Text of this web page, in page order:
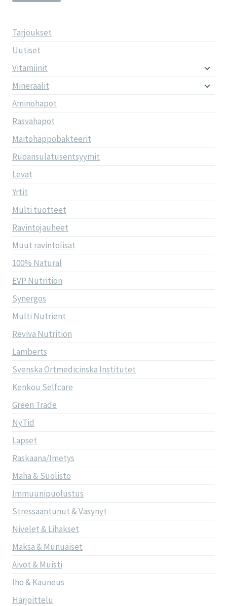
Tarjoukset
Uutiset
Vitamiinit
Mineraalit
Aminohapot
Rasvahapot
Maitohappobakteerit
Ruoansulatusentsyymit
Levät
Yrtit
Multi tuotteet
Ravintojauheet
Muut ravintolisät
100% Natural
EVP Nutrition
Synergos
Multi Nutrient
Reviva Nutrition
Lamberts
Svenska Örtmedicinska Institutet
Kenkou Selfcare
Green Trade
NyTid
Lapset
Raskaana/Imetys
Maha & Suolisto
Immuunipuolustus
Stressaantunut & Väsynyt
Nivelet & Lihakset
Maksa & Munuaiset
Aivot & Muisti
Iho & Kauneus
Harjoittelu